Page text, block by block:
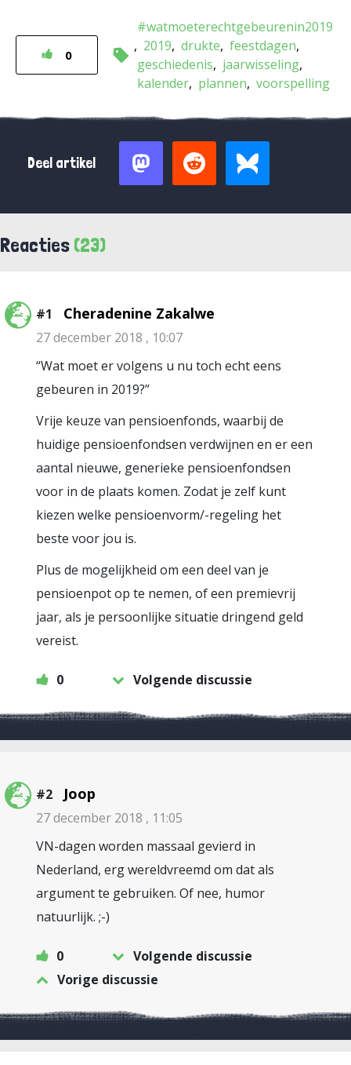
0
#watmoeterechtgebeurenin2019
2019 drukte feestdagen
geschiedenis
jaarwisseling
kalender plannen voorspelling
Deel artikel
Reacties (23)
#1 Cheradenine Zakalwe
27 december 2018 , 10:07
“Wat moet er volgens u nu toch echt eens
gebeuren in 2019?”
Vrije keuze van pensioenfonds, waarbij de
huidige pensioenfondsen verdwijnen en er een
aantal nieuwe, generieke pensioenfondsen
voor in de plaats komen. Zodat je zelf kunt
kiezen welke pensioenvorm/-regeling het
beste voor jou is.
Plus de mogelijkheid om een deel van je
pensioenpot op te nemen, of een premievrij
jaar, als je persoonlijke situatie dringend geld
vereist.
0 Volgende discussie
#2 Joop
27 december 2018 , 11:05
VN-dagen worden massaal gevierd in
Nederland, erg wereldvreemd om dat als
argument te gebruiken. Of nee, humor
natuurlijk. ;-)
0
Volgende discussie
Vorige discussie